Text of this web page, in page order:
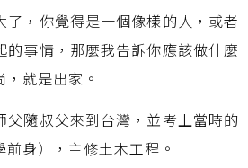
了，你覺得是一個像樣的人，或者
的事情，那麼我告訴你應該做什麼
就是出家。
父隨叔父來到台灣，並考上當時的
身），主修土木工程。